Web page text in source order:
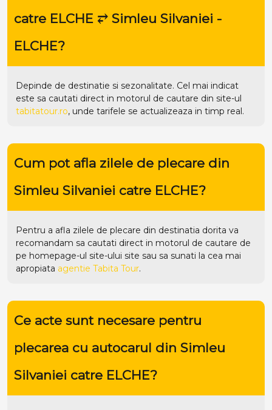
catre ELCHE ⥂ Simleu Silvaniei -
ELCHE?
Depinde de destinatie si sezonalitate. Cel mai indicat
este sa cautati direct in motorul de cautare din site-ul
tabitatour.ro, unde tarifele se actualizeaza in timp real.
Cum pot afla zilele de plecare din
Simleu Silvaniei catre ELCHE?
Pentru a afla zilele de plecare din destinatia dorita va
recomandam sa cautati direct in motorul de cautare de
pe homepage-ul site-ului site sau sa sunati la cea mai
apropiata agentie Tabita Tour.
Ce acte sunt necesare pentru
plecarea cu autocarul din Simleu
Silvaniei catre ELCHE?